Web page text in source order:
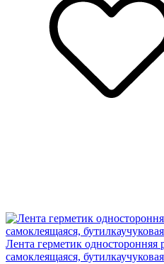
Лента герметик
самоклеящаяся, бутилкаучуковая